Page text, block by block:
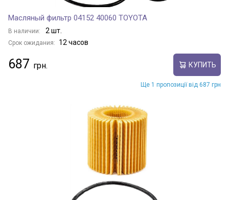
Масляный фильтр 04152 40060 TOYOTA
В наличии: 2 шт.
Срок ожидания: 12 часов
687 КУПИТЬ
Ще 1 пропозиції від 687 грн